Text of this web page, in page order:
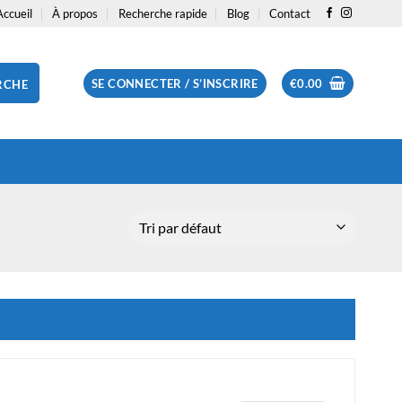
À propos Recherche rapide Blog Contact
SE CONNECTER / S’INSCRIRE €0.00